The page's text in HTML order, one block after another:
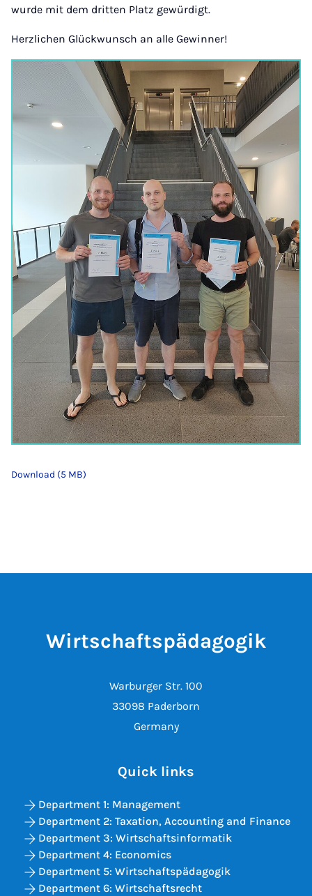
wurde mit dem dritten Platz gewürdigt.
Herzlichen Glückwunsch an alle Gewinner!
Download (5 MB)
Wirtschaftspädagogik
Warburger Str. 100
33098 Paderborn
Germany
Quick links
Department 1: Management
Department 2: Taxation, Accounting and Finance
Department 3: Wirtschaftsinformatik
Department 4: Economics
Department 5: Wirtschaftspädagogik
Department 6: Wirtschaftsrecht